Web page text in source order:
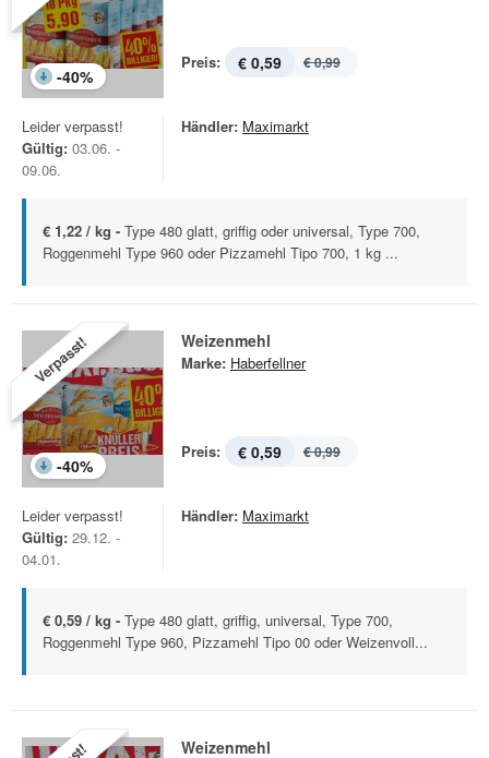
-40%
Preis: € 0,59 € 0,99
Leider verpasst!
Gültig: 03.06. -
09.06.
Händler: Maximarkt
€ 1,22 / kg - Type 480 glatt, griffig oder universal, Type 700,
Roggenmehl Type 960 oder Pizzamehl Tipo 700, 1 kg ...
Verpasst!
-40%
Weizenmehl
Marke: Haberfellner
Preis: € 0,59 € 0,99
Leider verpasst!
Gültig: 29.12. -
04.01.
Händler: Maximarkt
€ 0,59 / kg - Type 480 glatt, griffig, universal, Type 700,
Roggenmehl Type 960, Pizzamehl Tipo 00 oder Weizenvoll...
Weizenmehl